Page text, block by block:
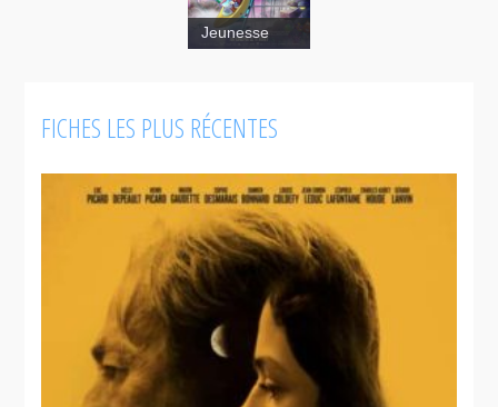
Jeunesse
FICHES LES PLUS RÉCENTES